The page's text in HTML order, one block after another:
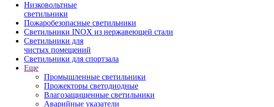
Низковольтные
светильники
Пожаробезопасные светильники
Светильники INOX из нержавеющей стали
Светильники для
чистых помещений
Светильники для спортзала
Еще
Промышленные светильники
Прожекторы светодиодные
Влагозащищенные светильники
Аварийные указатели